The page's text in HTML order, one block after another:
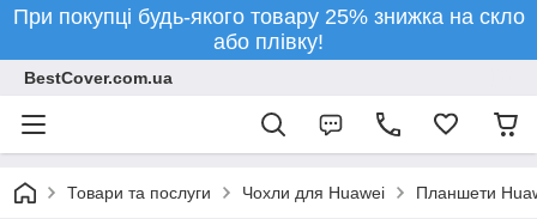
При покупці будь-якого товару 25% знижка на скло
або плівку!
BestCover.com.ua
Товари та послуги Чохли для Huawei Планшети